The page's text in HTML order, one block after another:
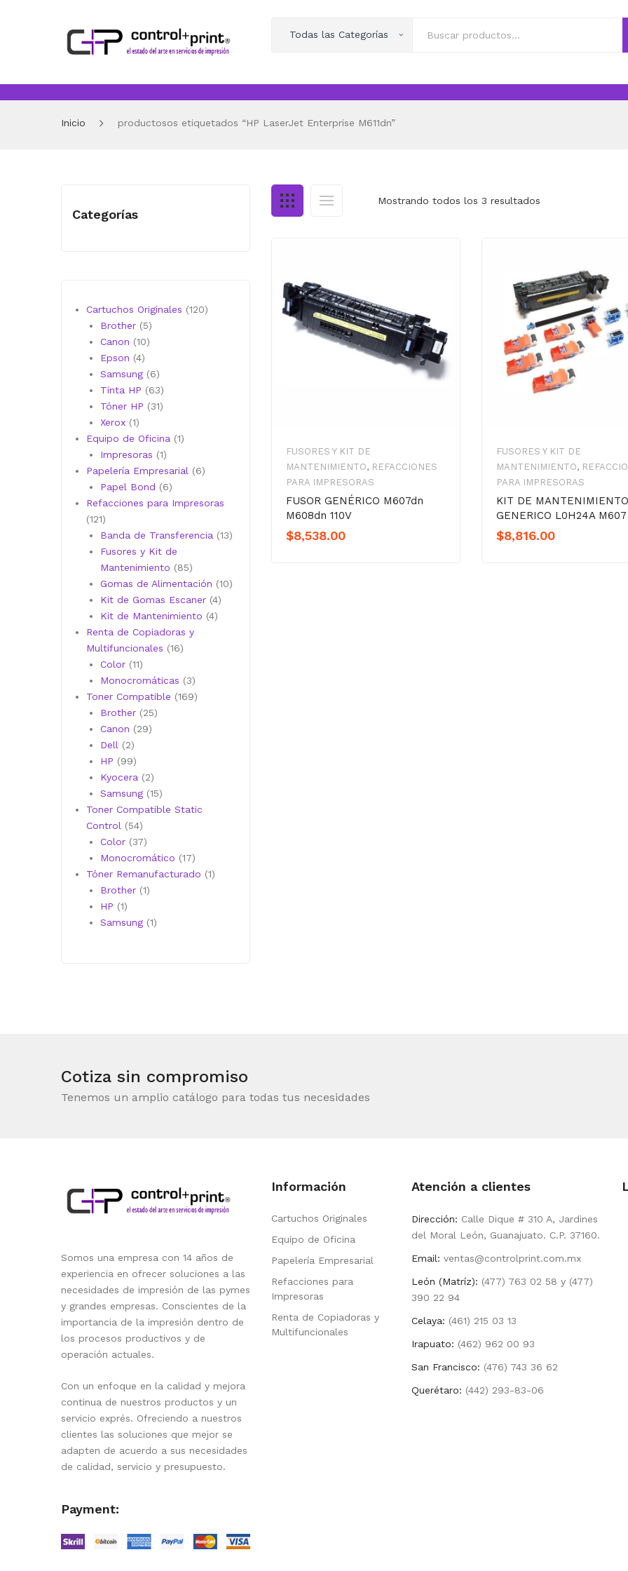
Todas las Categorías
Inicio productosos etiquetados “HP LaserJet Enterprise M611dn”
Mostrando todos los 3 resultados
FUSORES Y KIT DE
MANTENIMIENTO, REFACCIONES
PARA IMPRESORAS
FUSOR GENÉRICO M607dn
M608dn 110V
$8,538.00
FUSORES Y KIT DE
MANTENIMIENTO,
PARA IMPRESORAS
KIT DE MANTENIMIENTO
GENERICO L0H24A M607
$8,816.00
Categorías
Cartuchos Originales 120120
Brother 55
productos
Canon 1010
Epson 44
productos
Samsung 66
productos
Tinta HP 6363
productos
Tóner HP 3131
Xerox 11
producto
Equipo de Oficina 11
Impresoras 11
producto
Papelería Empresarial 66
Papel Bond 66
productos
Refacciones para Impresoras
121121
productos
Banda de Transferencia 1313
Fusores y Kit de
Mantenimiento
8585
productos
Gomas de Alimentación 1010
Kit de Gomas Escaner 44
Kit de Mantenimiento 44
Renta de Copiadoras y
Multifuncionales
1616
Color 1111
productos
Monocromáticas 33
productos
Toner Compatible 169169
Brother 2525
Canon 2929
Dell 22
productos
HP 9999
productos
Kyocera 22
productos
Samsung 1515
productos
Toner Compatible Static
Control
5454
productos
Color 3737
productos
Monocromático 1717
productos
Tóner Remanufacturado 11
Brother 11
HP 11
producto
Samsung 11
Cotiza sin compromiso
Tenemos un amplio catálogo para todas tus necesidades
Somos una empresa con 14 años de
experiencia en ofrecer soluciones a las
necesidades de impresión de las pymes
y grandes empresas. Conscientes de la
importancia de la impresión dentro de
los procesos productivos y de
operación actuales.
Con un enfoque en la calidad y mejora
continua de nuestros productos y un
servicio exprés. Ofreciendo a nuestros
clientes las soluciones que mejor se
adapten de acuerdo a sus necesidades
de calidad, servicio y presupuesto.
Payment:
Información
Cartuchos Originales
Equipo de Oficina
Papelería Empresarial
Refacciones para
Impresoras
Renta de Copiadoras y
Multifuncionales
Atención a clientes
Dirección: Calle Dique # 310 A, Jardines
del Moral León, Guanajuato. C.P. 37160.
Email: ventas@controlprint.com.mx
León (Matríz): (477) 763 02 58 y (477)
390 22 94
Celaya: (461) 215 03 13
Irapuato: (462) 962 00 93
San Francisco: (476) 743 36 62
Querétaro: (442) 293-83-06